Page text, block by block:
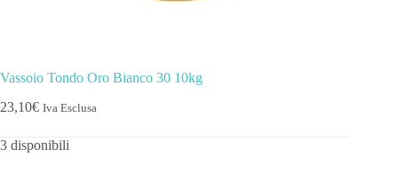
Vassoio Tondo Oro Bianco 30 10kg
23,10€ Iva Esclusa
3 disponibili